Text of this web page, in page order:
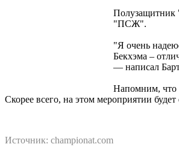
Полузащитник
"ПСЖ".
"Я очень
Бекхэма –
— написал
Напомним, что
Скорее всего, на этом мероприятии
Источник: championat.com